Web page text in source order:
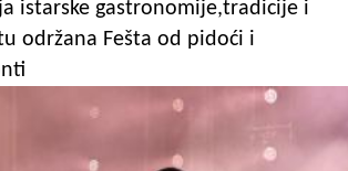
istarske gastronomije,tradicije i
održana Fešta od pidoći i